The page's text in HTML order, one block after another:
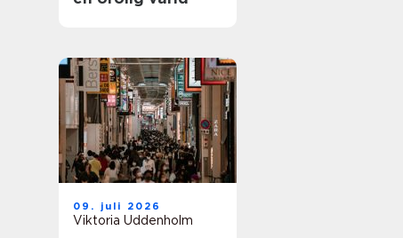
09. juli 2026
Viktoria Uddenholm